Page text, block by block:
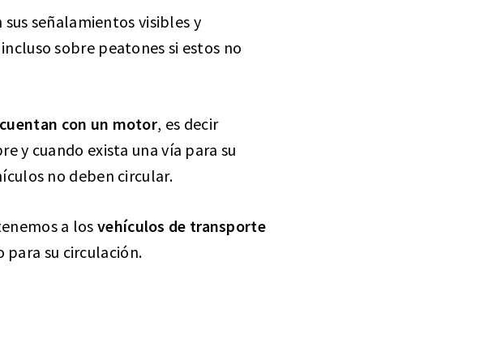
señalamientos visibles y
sobre peatones si estos no
con un motor, es decir
y cuando exista una vía para su
no deben circular.
a los vehículos de transporte
para su circulación.